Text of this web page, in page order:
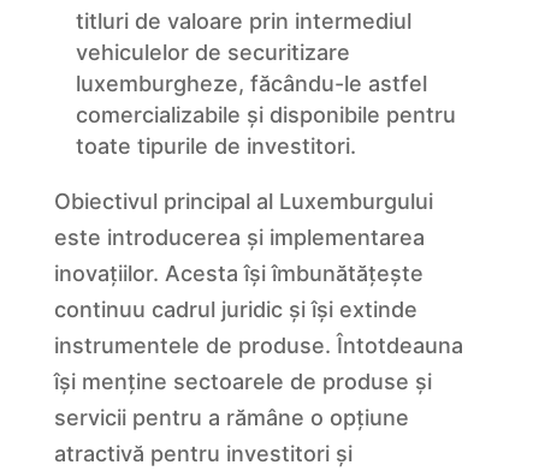
titluri de valoare prin intermediul
vehiculelor de securitizare
luxemburgheze, făcându-le astfel
comercializabile și disponibile pentru
toate tipurile de investitori.
Obiectivul principal al Luxemburgului
este introducerea și implementarea
inovațiilor. Acesta își îmbunătățește
continuu cadrul juridic și își extinde
instrumentele de produse. Întotdeauna
își menține sectoarele de produse și
servicii pentru a rămâne o opțiune
atractivă pentru investitori și